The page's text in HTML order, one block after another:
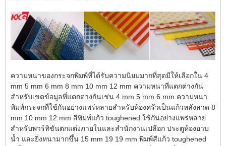
ความหนาของกระจกพิมพ์ที่ได้รับความนิยมมากที่สุดมีให้เลือกใน 4
mm 5 mm 6 mm 8 mm 10 mm 12 mm ความหนาที่แตกต่างกัน
สำหรับเขตข้อมูลที่แตกต่างกันเช่น 4 mm 5 mm 6 mm ความหนา
พิมพ์กระจกที่ใช้กันอย่างแพร่หลายสำหรับห้องครัวเป็นแก้วหลังสาด 8
mm 10 mm 12 mm สีพิมพ์แก้ว toughened ใช้กันอย่างแพร่หลาย
สำหรับพาร์ทิชันตกแต่งภายในและสำนักงานเปลือก ประตูห้องอาบ
น้ำ และยิ่งหนามากขึ้น 15 mm 19 19 mm พิมพ์สีแก้ว toughened